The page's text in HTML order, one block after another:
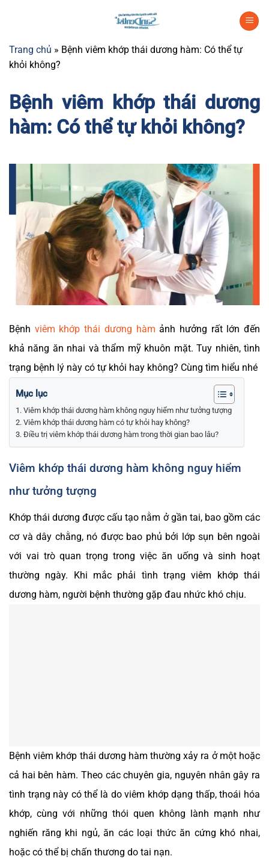
dungTrang chủ » Bệnh viêm khớp thái dương hàm: Có thể tự
khỏi không?
Bệnh viêm khớp thái dương
hàm: Có thể tự khỏi không?
Bệnh viêm khớp thái dương hàm ảnh hưởng rất lớn đến
khả năng ăn nhai và thẩm mỹ khuôn mặt. Tuy nhiên, tình
trạng bệnh lý này có tự khỏi hay không? Cùng tìm hiểu nhé
Mục lục
Viêm khớp thái dương hàm không nguy hiểm như tưởng tượng
Viêm khớp thái dương hàm có tự khỏi hay không?
Điều trị viêm khớp thái dương hàm trong thời gian bao lâu?
Viêm khớp thái dương hàm không nguy hiểm
như tưởng tượng
Khớp thái dương được cấu tạo nằm ở gần tai, bao gồm các
cơ và dây chằng, nó được bao phủ bởi lớp sụn bên ngoài
với vai trò quan trọng trong việc ăn uống và sinh hoạt
thường ngày. Khi mắc phải tình trạng viêm khớp thái
dương hàm, người bệnh thường gặp đau nhức khó chịu.
Bệnh viêm khớp thái dương hàm thường xảy ra ở một hoặc
cả hai bên hàm. Theo các chuyên gia, nguyên nhân gây ra
tình trạng này có thể là do viêm khớp dạng thấp, thoái hóa
khớp, cùng với những thói quen không lành mạnh như
nghiến răng khi ngủ, ăn các loại thức ăn cứng khó nhai,
hoặc có thể bị chấn thương do tai nạn.